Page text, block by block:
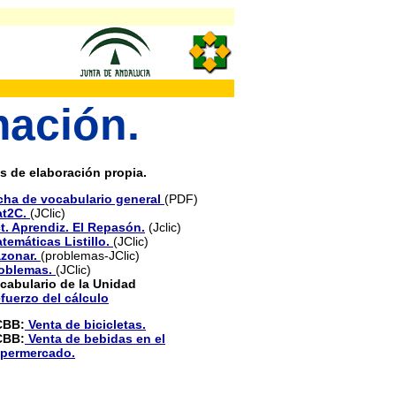
de elaboración propia.
de vocabulario general (PDF)
(JClic)
Aprendiz. El Repasón. (Jclic)
Listillo. (JClic)
(problemas-JClic)
(JClic)
de la Unidad
del cálculo
Venta de bicicletas.
Venta de bebidas en el